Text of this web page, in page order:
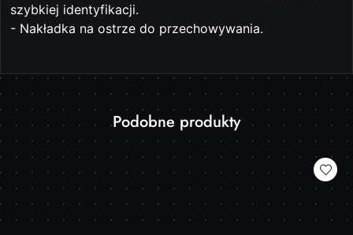
szybkiej identyfikacji.
- Nakładka na ostrze do przechowywania.
Pomiń karuzelę produktów
Produkty
statusie:
Podobne produkty